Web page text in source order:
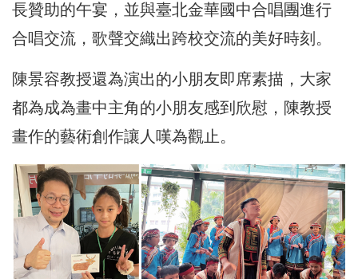
長贊助的午宴，並與臺北金華國中合唱團進行
合唱交流，歌聲交織出跨校交流的美好時刻。
陳景容教授還為演出的小朋友即席素描，大家
都為成為畫中主角的小朋友感到欣慰，陳教授
畫作的藝術創作讓人嘆為觀止。